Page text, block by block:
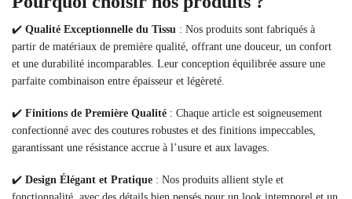
✔️ Qualité Exceptionnelle du Tissu : Nos produits sont fabriqués à
partir de matériaux de première qualité, offrant une douceur, un confort
et une durabilité incomparables. Leur conception équilibrée assure une
parfaite combinaison entre épaisseur et légèreté.
✔️ Finitions de Première Qualité : Chaque article est soigneusement
confectionné avec des coutures robustes et des finitions impeccables,
garantissant une résistance accrue à l’usure et aux lavages.
✔️ Design Élégant et Pratique : Nos produits allient style et